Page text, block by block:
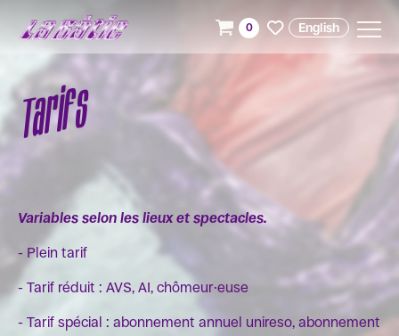
Tarifs
Variables selon les lieux et spectacles.
- Plein tarif
- Tarif réduit : AVS, AI, chômeur·euse
- Tarif spécial : abonnement annuel unireso, abonnement
0 English